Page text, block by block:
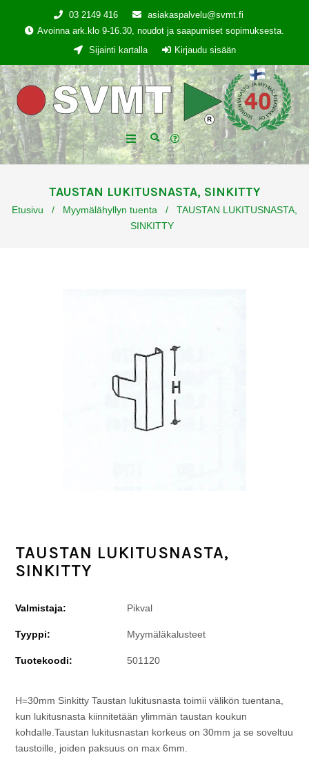
03 2149 416
asiakaspalvelu@svmt.fi
Avoinna ark.klo 9-16.30, noudot ja saapumiset sopimuksesta.
Sijainti kartalla
Kirjaudu sisään
TAUSTAN LUKITUSNASTA, SINKITTY
Etusivu / Myymälähyllyn tuenta /
TAUSTAN LUKITUSNASTA,
SINKITTY
TAUSTAN LUKITUSNASTA,
SINKITTY
Valmistaja: Pikval
Tyyppi: Myymäläkalusteet
Tuotekoodi: 501120
H=30mm Sinkitty Taustan lukitusnasta toimii välikön tuentana,
kun lukitusnasta kiinnitetään ylimmän taustan koukun
kohdalle.Taustan lukitusnastan korkeus on 30mm ja se soveltuu
taustoille, joiden paksuus on max 6mm.